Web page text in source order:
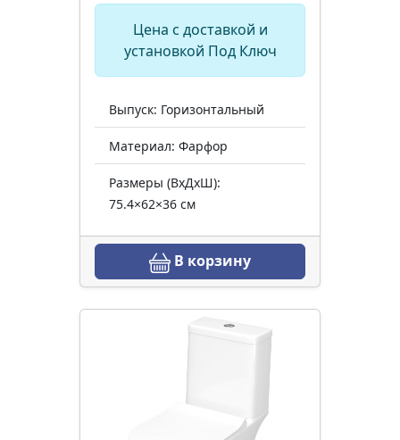
Цена с доставкой и
установкой Под Ключ
Выпуск: Горизонтальный
Материал: Фарфор
Размеры (ВхДхШ):
75.4×62×36 см
В корзину